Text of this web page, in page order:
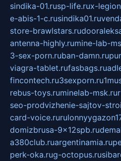
sindika-01.rusp-life.rux-
e-abis-1-c.rusindika01.ru
store-brawlstars.ru
antenna-highly.rumine-lab-
3-sex-porn.ruban-damn.ru
viagra-tablet.rufasbags.ru
fincontech.ru3sexporn.ru
rebus-toys.ruminelab-msk.ru
seo-prodvizhenie-sajtov-
card-voice.ru
domizbrusa-9x12spb.ru
a380club.ruargentinamia.ru
perk-oka.rug-octopus.ru